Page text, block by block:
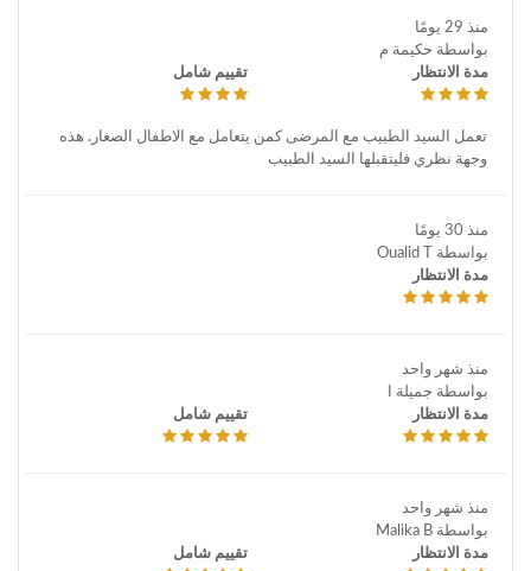
منذ 29 يومًا
بواسطة حكيمة م
مدة الانتظار
تقييم شامل
تعمل السيد الطبيب مع المرضى كمن يتعامل مع الاطفال الصغار. هذه
وجهة نظري فليتقبلها السيد الطبيب
منذ 30 يومًا
بواسطة Oualid T
مدة الانتظار
منذ شهر واحد
بواسطة جميلة ا
مدة الانتظار
تقييم شامل
منذ شهر واحد
بواسطة Malika B
مدة الانتظار
تقييم شامل